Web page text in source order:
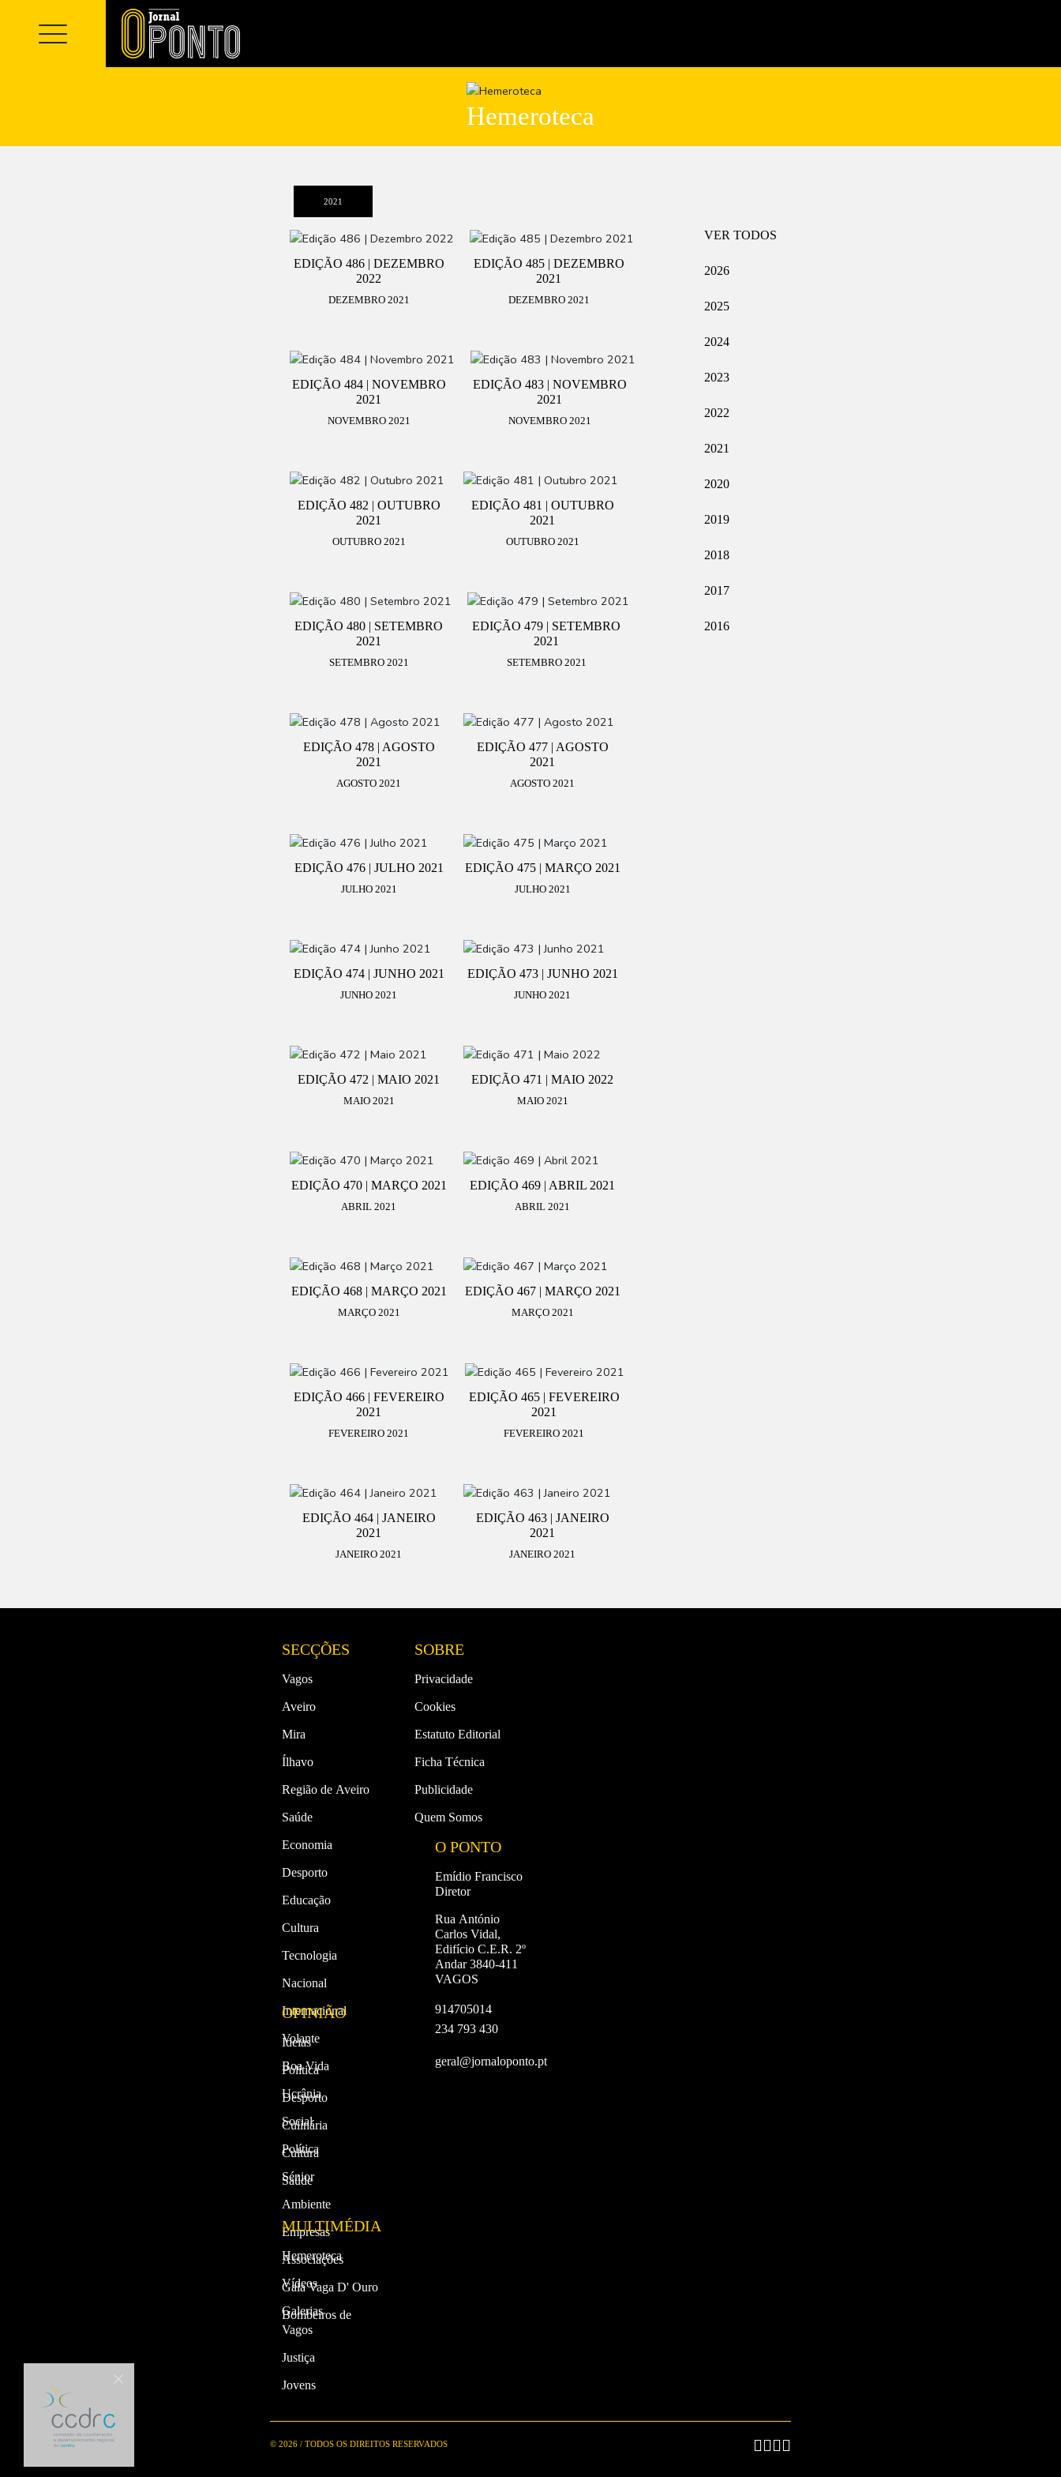
Hemeroteca
2021
EDIÇÃO 486 | DEZEMBRO
2022
DEZEMBRO 2021
EDIÇÃO 485 | DEZEMBRO
2021
DEZEMBRO 2021
EDIÇÃO 484 | NOVEMBRO
2021
NOVEMBRO 2021
EDIÇÃO 483 | NOVEMBRO
2021
NOVEMBRO 2021
EDIÇÃO 482 | OUTUBRO
2021
OUTUBRO 2021
EDIÇÃO 481 | OUTUBRO
2021
OUTUBRO 2021
EDIÇÃO 480 | SETEMBRO
2021
SETEMBRO 2021
EDIÇÃO 479 | SETEMBRO
2021
SETEMBRO 2021
EDIÇÃO 478 | AGOSTO
2021
AGOSTO 2021
EDIÇÃO 477 | AGOSTO
2021
AGOSTO 2021
EDIÇÃO 476 | JULHO 2021
JULHO 2021
EDIÇÃO 475 | MARÇO 2021
JULHO 2021
EDIÇÃO 474 | JUNHO 2021
JUNHO 2021
EDIÇÃO 473 | JUNHO 2021
JUNHO 2021
EDIÇÃO 472 | MAIO 2021
MAIO 2021
EDIÇÃO 471 | MAIO 2022
MAIO 2021
EDIÇÃO 470 | MARÇO 2021
ABRIL 2021
EDIÇÃO 469 | ABRIL 2021
ABRIL 2021
EDIÇÃO 468 | MARÇO 2021
MARÇO 2021
EDIÇÃO 467 | MARÇO 2021
MARÇO 2021
EDIÇÃO 466 | FEVEREIRO
2021
FEVEREIRO 2021
EDIÇÃO 465 | FEVEREIRO
2021
FEVEREIRO 2021
EDIÇÃO 464 | JANEIRO
2021
JANEIRO 2021
EDIÇÃO 463 | JANEIRO
2021
JANEIRO 2021
VER TODOS
2026
2025
2024
2023
2022
2021
2020
2019
2018
2017
2016
SECÇÕES
Vagos
Aveiro
Mira
Ílhavo
Região de Aveiro
Saúde
Economia
Desporto
Educação
Cultura
Tecnologia
Nacional
Internacional
Volante
Boa Vida
Ucrânia
Social
Política
Sénior
Ambiente
Empresas
Associações
Gala Vaga D' Ouro
Bombeiros de
Vagos
Justiça
Jovens
OPINIÃO
Ideias
Política
Desporto
Culinária
Cultura
Saúde
MULTIMÉDIA
Hemeroteca
Vídeos
Galerias
SOBRE
Privacidade
Cookies
Estatuto Editorial
Ficha Técnica
Publicidade
Quem Somos
O PONTO
Emídio Francisco
Diretor
Rua António
Carlos Vidal,
Edifício C.E.R. 2º
Andar 3840-411
VAGOS
914705014
234 793 430
geral@jornaloponto.pt
© 2026 / TODOS OS DIREITOS RESERVADOS